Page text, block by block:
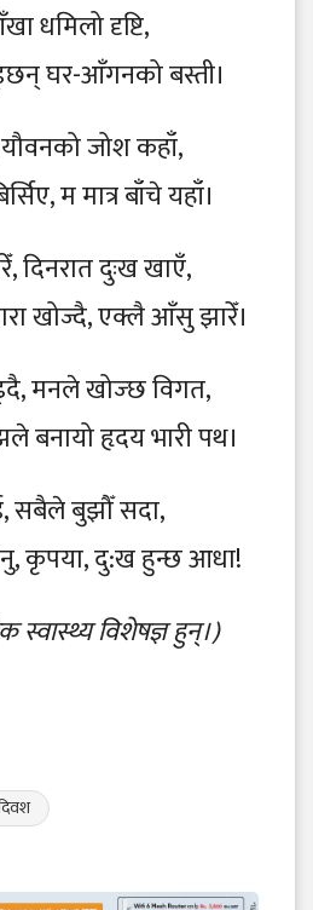
धमिलो दृष्टि,
घर-आँगनको बस्ती।
जोश कहाँ,
म मात्र बाँचे यहाँ।
दिनरात दुःख खाएँ,
खोज्दै, एक्लै आँसु झारेँ।
मनले खोज्छ विगत,
बनायो हृदय भारी पथ।
सबैले बुझौँ सदा,
कृपया, दु:ख हुन्छ आधा!
स्वास्थ्य विशेषज्ञ हुन्।)